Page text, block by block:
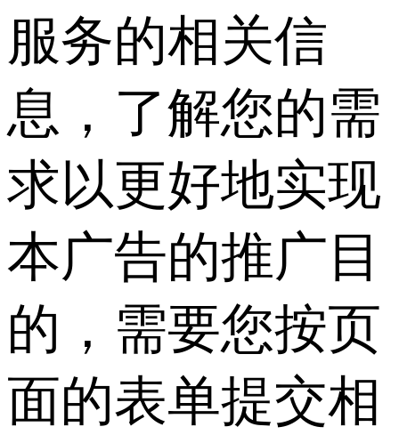
服务的相关信
息，了解您的需
求以更好地实现
本广告的推广目
的，需要您按页
面的表单提交相